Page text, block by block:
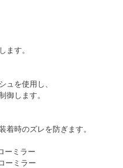
ます。
ュを使用し、
御します。
着時のズレを防ぎます。
ーミラー
ーミラー